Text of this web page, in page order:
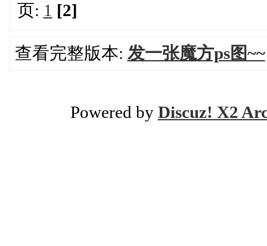
页: 1 [2]
查看完整版本: 发一张魔方ps图~~
Powered by Discuz! X2